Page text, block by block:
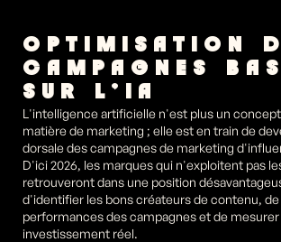
OPTIMISATION
CAMPAGNES
SUR L'IA
L'intelligence artificielle n'est plus un
matière de marketing ; elle est en train de
dorsale des campagnes de marketing
D'ici 2026, les marques qui n'exploitent pas
retrouveront dans une position
d'identifier les bons créateurs de contenu,
performances des campagnes et de
investissement réel.